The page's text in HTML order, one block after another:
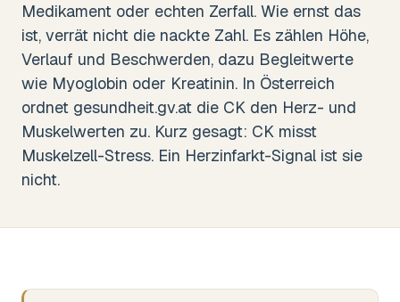
Medikament oder echten Zerfall. Wie ernst das
ist, verrät nicht die nackte Zahl. Es zählen Höhe,
Verlauf und Beschwerden, dazu Begleitwerte
wie Myoglobin oder Kreatinin. In Österreich
ordnet gesundheit.gv.at die CK den Herz- und
Muskelwerten zu. Kurz gesagt: CK misst
Muskelzell-Stress. Ein Herzinfarkt-Signal ist sie
nicht.